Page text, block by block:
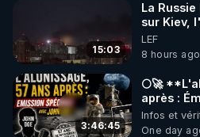
15:03
La
sur Kiev,
faiblesse
LEF
8 hours ago
3:46:45
🌕🚀
après :
avec John
Infos et
One day